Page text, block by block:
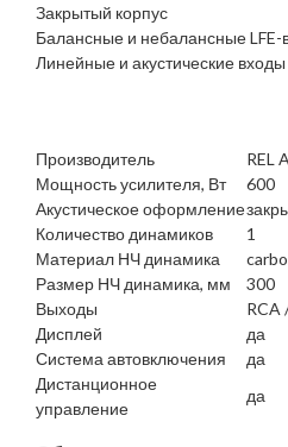
Закрытый корпус
Балансные и небалансные
Линейные и акустические
Производитель
REL
Мощность усилителя, Вт
600
Акустическое оформление
Количество динамиков
1
Материал НЧ динамика
Размер НЧ динамика, мм
300
Выходы
RCA
Дисплей
да
Система автовключения
да
Дистанционное
управление
да